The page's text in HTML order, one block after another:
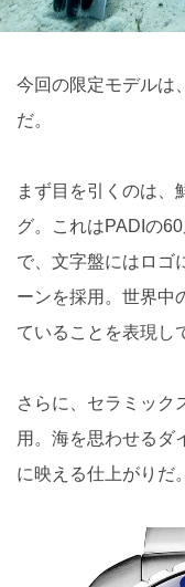
今回の限定モデルは
だ。
まず目を引くのは、
グ。これはPADIの
で、文字盤にはロゴ
ーンを採用。世界中
ていることを表現し
さらに、セラミック
用。海を思わせるダ
に映える仕上がりだ。